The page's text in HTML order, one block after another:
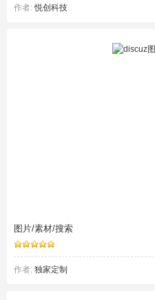
作者: 悦创科技
图片/素材/搜索
作者: 独家定制